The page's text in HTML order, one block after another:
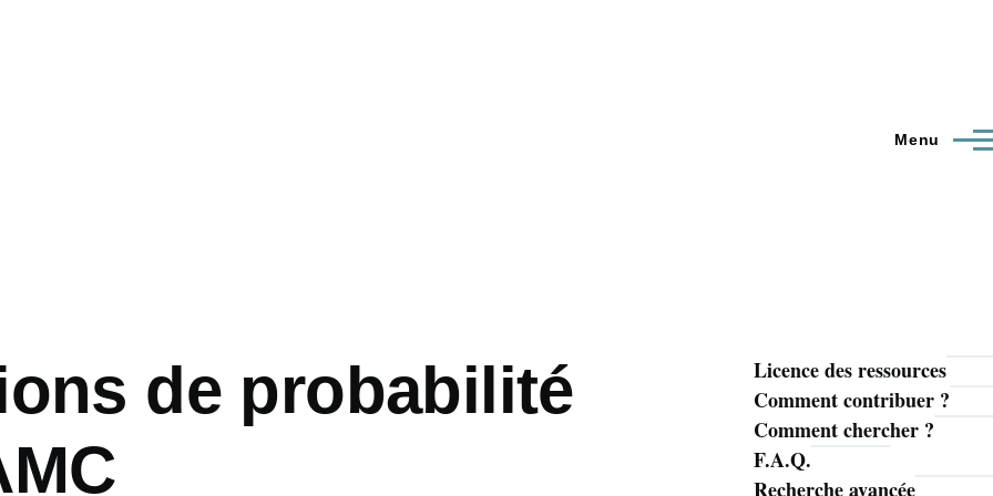
Menu
de probabilité
Navigation
principale
Licence des ressources
Comment contribuer ?
Comment chercher ?
F.A.Q.
Recherche avancée